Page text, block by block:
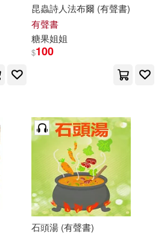
昆蟲詩人法布爾 (有聲書)
有聲書
糖果姐姐
$100
石頭湯 (有聲書)